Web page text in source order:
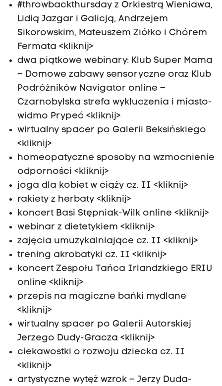
#throwbackthursday z Orkiestrą Wieniawa,
Lidią Jazgar i Galicją, Andrzejem
Sikorowskim, Mateuszem Ziółko i Chórem
Fermata <kliknij>
dwa piątkowe webinary: Klub Super Mama
– Domowe zabawy sensoryczne oraz Klub
Podróżników Navigator online –
Czarnobylska strefa wykluczenia i miasto-
widmo Prypeć <kliknij>
wirtualny spacer po Galerii Beksińskiego
<kliknij>
homeopatyczne sposoby na wzmocnienie
odporności <kliknij>
joga dla kobiet w ciąży cz. II <kliknij>
rakiety z herbaty <kliknij>
koncert Basi Stępniak-Wilk online <kliknij>
webinar z dietetykiem <kliknij>
zajęcia umuzykalniające cz. II <kliknij>
trening akrobatyki cz. II <kliknij>
koncert Zespołu Tańca Irlandzkiego ERIU
online <kliknij>
przepis na magiczne bańki mydlane
<kliknij>
wirtualny spacer po Galerii Autorskiej
Jerzego Dudy-Gracza <kliknij>
ciekawostki o rozwoju dziecka cz. II
<kliknij>
artystyczne wytęż wzrok – Jerzy Duda-